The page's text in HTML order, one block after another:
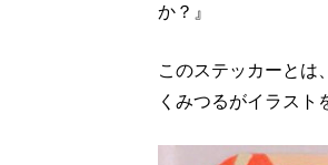
か？』
このステッカーと
くみつるがイラスト